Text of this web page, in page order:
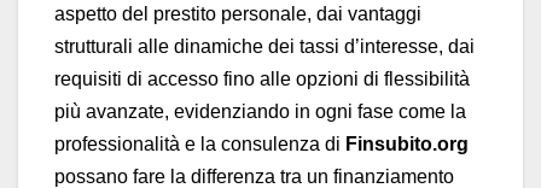
aspetto del prestito personale, dai vantaggi
strutturali alle dinamiche dei tassi d’interesse, dai
requisiti di accesso fino alle opzioni di flessibilità
più avanzate, evidenziando in ogni fase come la
professionalità e la consulenza di Finsubito.org
possano fare la differenza tra un finanziamento